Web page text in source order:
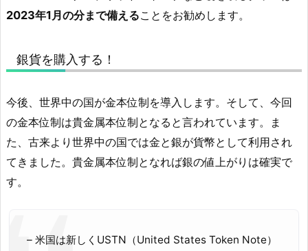
2023年1月の分まで備えることをお勧めします。
銀貨を購入する！
今後、世界中の国が金本位制を導入します。そして、今回
の金本位制は貴金属本位制となると言われています。ま
た、古来より世界中の国では金と銀が貨幣として利用され
てきました。貴金属本位制となれば銀の値上がりは確実で
す。
– 米国は新しくUSTN（United States Token Note）